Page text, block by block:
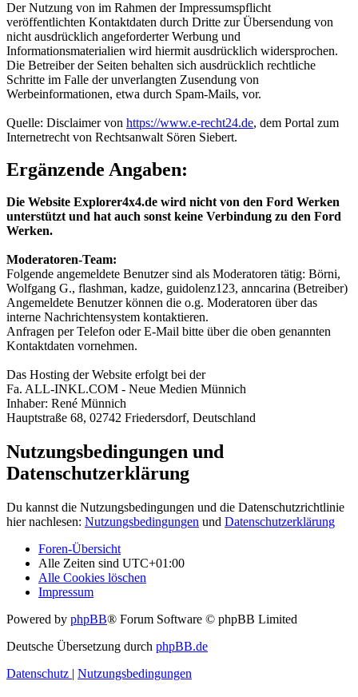
Der Nutzung von im Rahmen der Impressumspflicht
veröffentlichten Kontaktdaten durch Dritte zur Übersendung von
nicht ausdrücklich angeforderter Werbung und
Informationsmaterialien wird hiermit ausdrücklich widersprochen.
Die Betreiber der Seiten behalten sich ausdrücklich rechtliche
Schritte im Falle der unverlangten Zusendung von
Werbeinformationen, etwa durch Spam-Mails, vor.
Quelle: Disclaimer von https://www.e-recht24.de, dem Portal zum
Internetrecht von Rechtsanwalt Sören Siebert.
Ergänzende Angaben:
Die Website Explorer4x4.de wird nicht von den Ford Werken
unterstützt und hat auch sonst keine Verbindung zu den Ford
Werken.
Moderatoren-Team:
Folgende angemeldete Benutzer sind als Moderatoren tätig: Börni,
Wolfgang G., flashman, kadze, guidolenz123, anncarina (Betreiber)
Angemeldete Benutzer können die o.g. Moderatoren über das
interne Nachrichtensystem kontaktieren.
Anfragen per Telefon oder E-Mail bitte über die oben genannten
Kontaktdaten vornehmen.
Das Hosting der Website erfolgt bei der
Fa. ALL-INKL.COM - Neue Medien Münnich
Inhaber: René Münnich
Hauptstraße 68, 02742 Friedersdorf, Deutschland
Nutzungsbedingungen und
Datenschutzerklärung
Du kannst die Nutzungsbedingungen und die Datenschutzrichtlinie
hier nachlesen: Nutzungsbedingungen und Datenschutzerklärung
Foren-Übersicht
Alle Zeiten sind UTC+01:00
Alle Cookies löschen
Impressum
Powered by phpBB® Forum Software © phpBB Limited
Deutsche Übersetzung durch phpBB.de
Datenschutz | Nutzungsbedingungen